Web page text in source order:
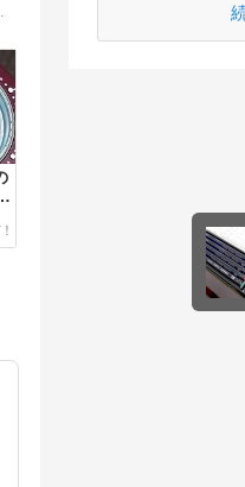
が、よろしくお願いします。